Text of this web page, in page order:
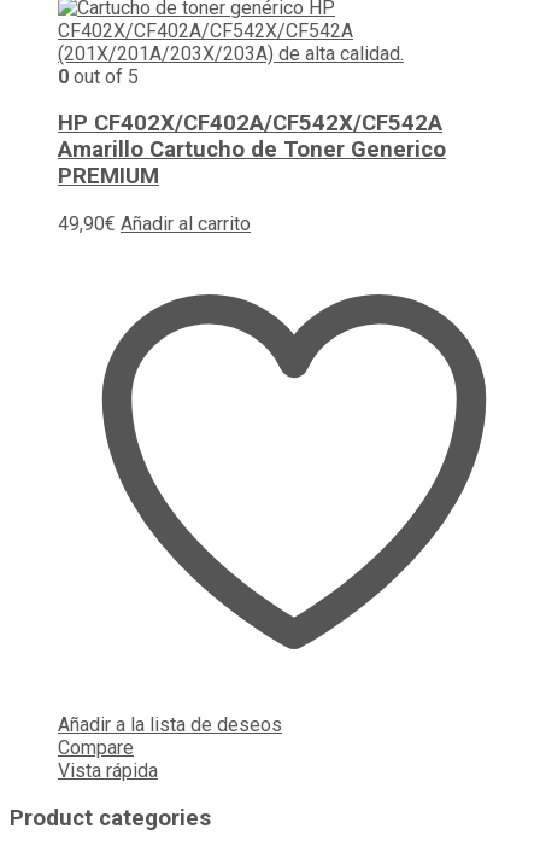
0 out of 5
HP CF402X/CF402A/CF542X/CF542A
Amarillo Cartucho de Toner Generico
PREMIUM
49,90€ Añadir al carrito
Añadir a la lista de deseos
Compare
Vista rápida
Product categories